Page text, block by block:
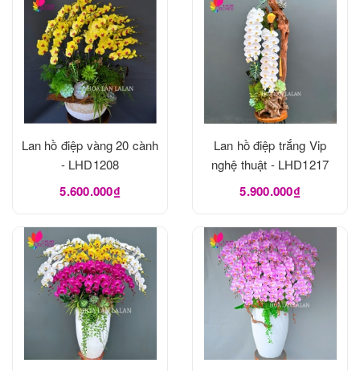
Lan hồ điệp vàng 20 cành
- LHD1208
5.600.000₫
Lan hồ điệp trắng Vip
nghệ thuật - LHD1217
5.900.000₫